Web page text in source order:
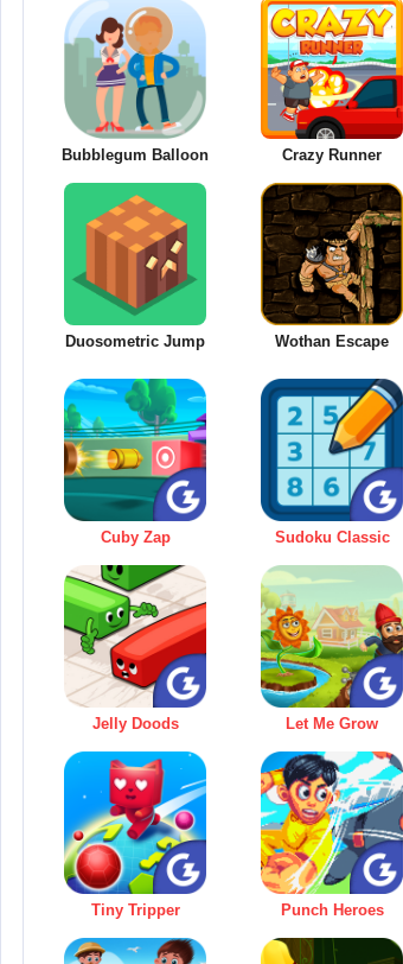
Bubblegum Balloon Crazy Runner
Duosometric Jump Wothan Escape
Cuby Zap Sudoku Classic
Jelly Doods Let Me Grow
Tiny Tripper Punch Heroes